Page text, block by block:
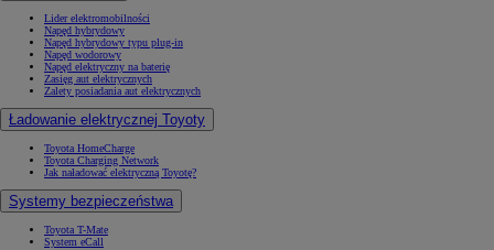
Lider elektromobilności
Napęd hybrydowy
Napęd hybrydowy typu plug-in
Napęd wodorowy
Napęd elektryczny na baterię
Zasięg aut elektrycznych
Zalety posiadania aut elektrycznych
Ładowanie elektrycznej Toyoty
Toyota HomeCharge
Toyota Charging Network
Jak naładować elektryczną Toyotę?
Systemy bezpieczeństwa
Toyota T-Mate
System eCall